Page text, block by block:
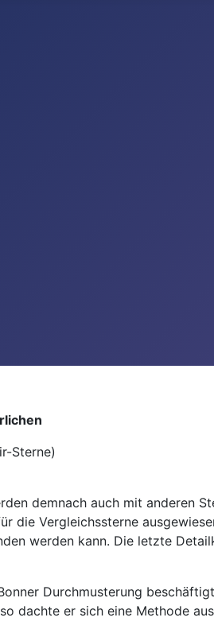
Sterne)
demnach auch mit anderen
die Vergleichssterne
werden kann. Die letzte
Durchmusterung
dachte er sich eine Methode